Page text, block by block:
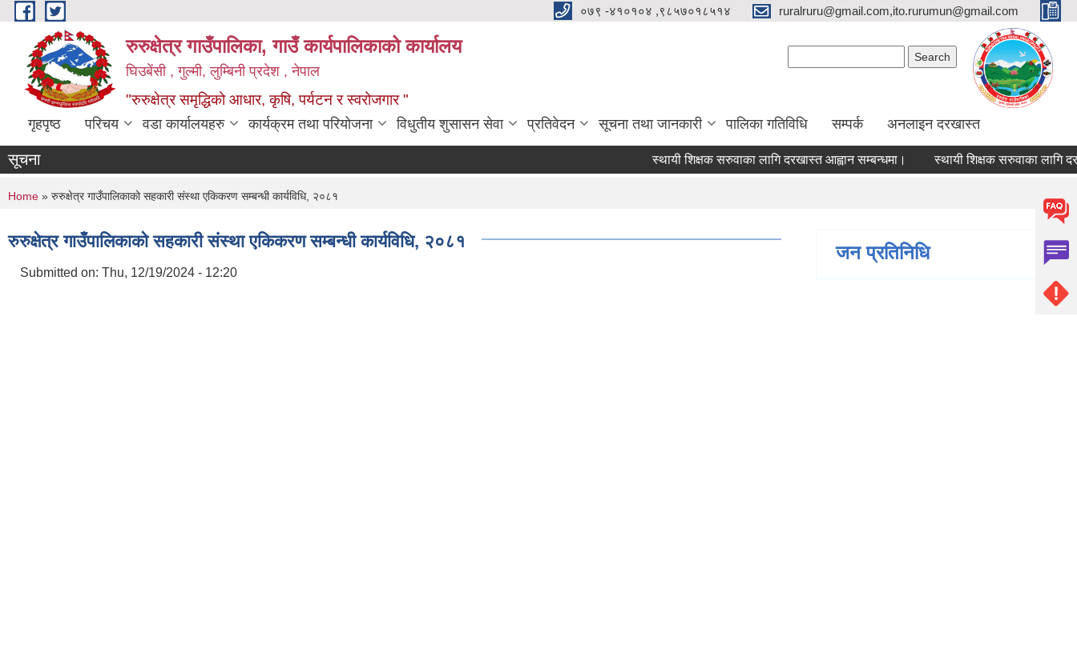
Skip to main content ०७९ -४१०१०४ ,९८५७०१८५१४ ruralruru@gmail.com,ito.rurumun@gmail.com
रुरुक्षेत्र गाउँपालिका, गाउँ कार्यपालिकाको कार्यालय
घिउबेंसी , गुल्मी, लुम्बिनी प्रदेश , नेपाल
"रुरुक्षेत्र समृद्धिको आधार, कृषि, पर्यटन र स्वरोजगार "
गृहपृष्ठ परिचय वडा कार्यालयहरु कार्यक्रम तथा परियोजना विधुतीय शुसासन सेवा प्रतिवेदन सूचना तथा जानकारी पालिका गतिविधि सम्पर्क अनलाइन दरखास्त
सूचना स्थायी शिक्षक सरुवाका लागि दरखास्त आह्वान सम्बन्धमा। स्थायी शिक्षक सरुवाका लागि दरखास्त
You are here
Home » रुरुक्षेत्र गाउँपालिकाको सहकारी संस्था एकिकरण सम्बन्धी कार्यविधि, २०८१
रुरुक्षेत्र गाउँपालिकाको सहकारी संस्था एकिकरण सम्बन्धी कार्यविधि, २०८१
Submitted on: Thu, 12/19/2024 - 12:20
जन प्रतिनिधि